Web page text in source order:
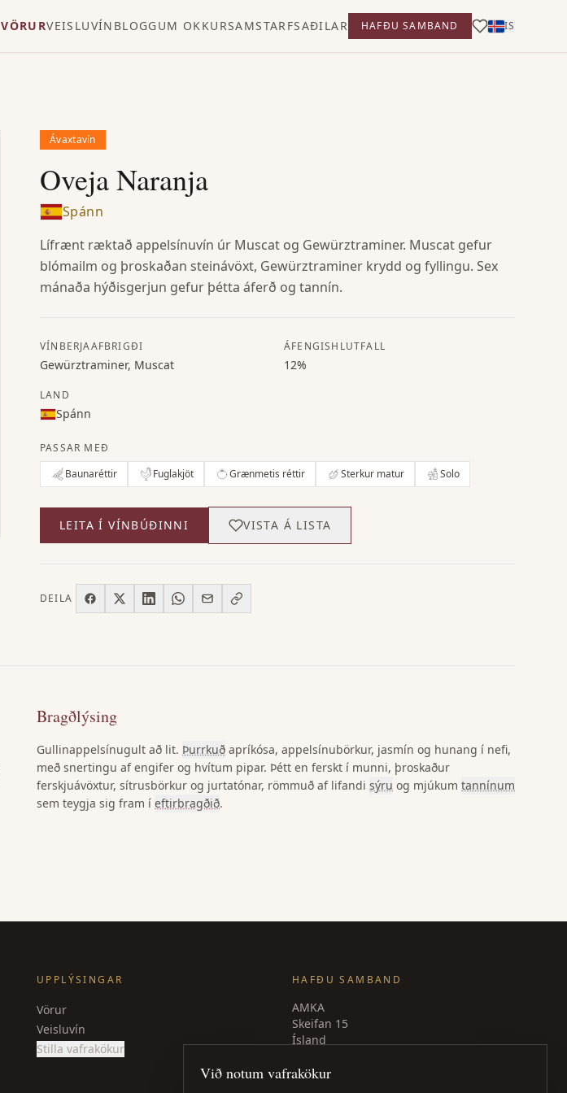
VÖRURVEISLUVÍN BLOGGUM OKKURSAMSTARFSAÐILAR HAFÐU SAMBAND IS
Ávaxtavín
Oveja Naranja
Spánn
Lífrænt ræktað appelsínuvín úr Muscat og Gewürztraminer. Muscat gefur
blómailm og þroskaðan steinávöxt, Gewürztraminer krydd og fyllingu. Sex
mánaða hýðisgerjun gefur þétta áferð og tannín.
VÍNBERJAAFBRIGÐI
Gewürztraminer, Muscat
ÁFENGISHLUTFALL
12%
LAND
Spánn
PASSAR MEÐ
Baunaréttir
Fuglakjöt Grænmetis réttir Sterkur matur Solo
LEITA Í VÍNBÚÐINNI VISTA Á LISTA
DEILA
Bragðlýsing
Gullinappelsínugult að lit. Þurrkuð apríkósa, appelsínubörkur, jasmín og hunang í nefi,
með snertingu af engifer og hvítum pipar. Þétt en ferskt í munni, þroskaður
ferskjuávöxtur, sítrusbörkur og jurtatónar, römmuð af lifandi sýru og mjúkum tannínum
sem teygja sig fram í eftirbragðið.
UPPLÝSINGAR
Vörur
Veisluvín
Stilla vafrakökur
HAFÐU SAMBAND
AMKA
Skeifan 15
Ísland
amka@amka.is
Við notum vafrakökur